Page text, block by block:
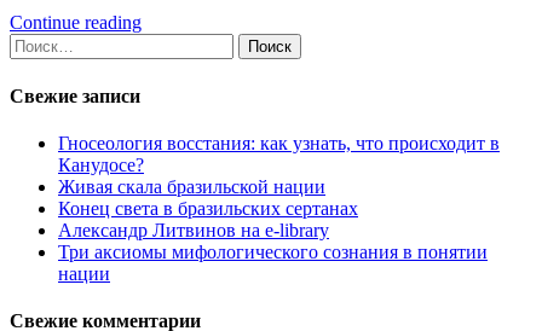
Отправить
Continue reading
Найти:
Свежие записи
Гносеология восстания: как узнать, что происходит в
Канудосе?
Живая скала бразильской нации
Конец света в бразильских сертанах
Александр Литвинов на e-library
Три аксиомы мифологического сознания в понятии
нации
Свежие комментарии